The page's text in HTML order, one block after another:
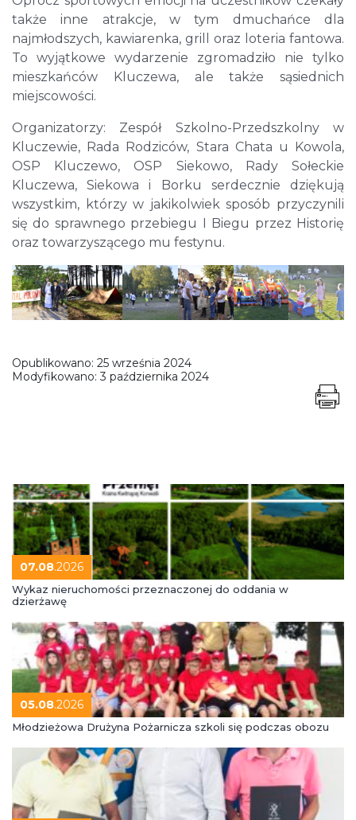
także inne atrakcje, w tym dmuchańce dla
najmłodszych, kawiarenka, grill oraz loteria fantowa.
To wyjątkowe wydarzenie zgromadziło nie tylko
mieszkańców Kluczewa, ale także sąsiednich
miejscowości.
Organizatorzy: Zespół Szkolno-Przedszkolny w
Kluczewie, Rada Rodziców, Stara Chata u Kowola,
OSP Kluczewo, OSP Siekowo, Rady Sołeckie
Kluczewa, Siekowa i Borku serdecznie dziękują
wszystkim, którzy w jakikolwiek sposób przyczynili
się do sprawnego przebiegu I Biegu przez Historię
oraz towarzyszącego mu festynu.
Opublikowano: 25 września 2024
Modyfikowano:3 października 2024
07.08.2026
Wykaz nieruchomości przeznaczonej do oddania w
dzierżawę
05.08.2026
Młodzieżowa Drużyna Pożarnicza szkoli się podczas obozu